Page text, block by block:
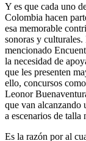
Y es que cada uno
Colombia hacen
esa memorable
sonoras y culturales.
mencionado
la necesidad de
que les presenten
ello, concursos
Leonor
que van alcanzando
a escenarios de talla
Es la razón por al